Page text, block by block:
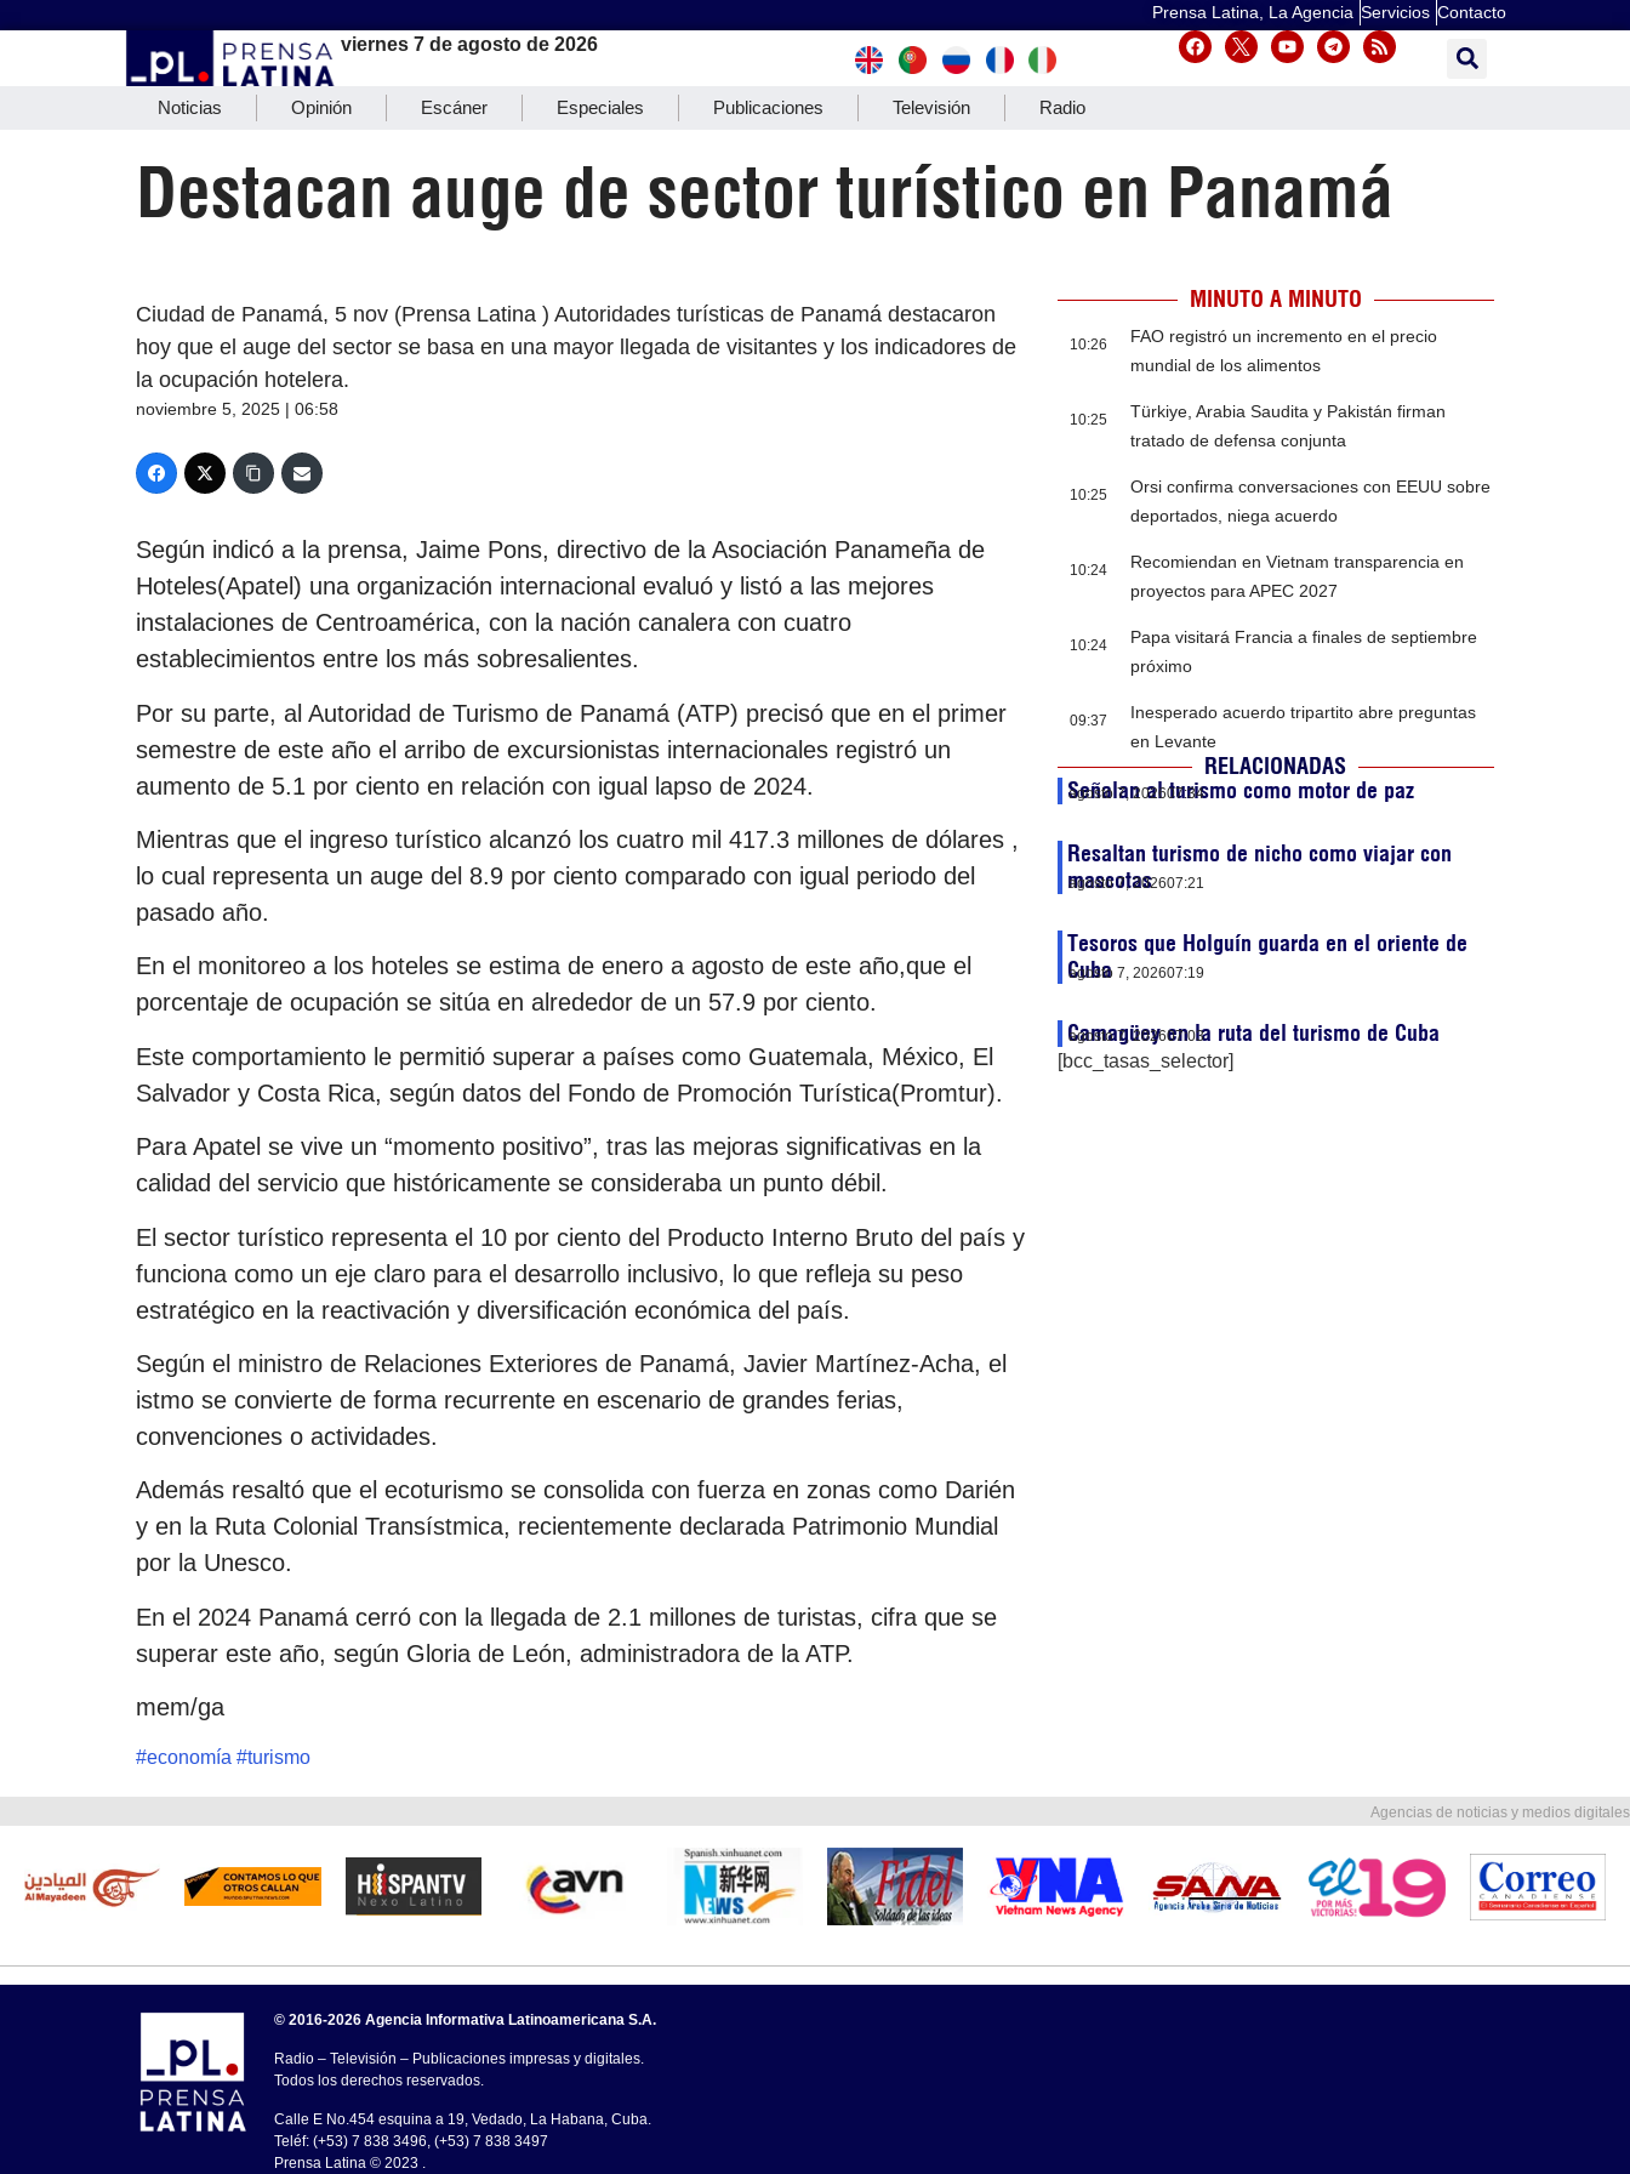
Prensa Latina, La Agencia Servicios Contacto
viernes 7 de agosto de 2026
Noticias Opinión Escáner Especiales Publicaciones Televisión Radio
Destacan auge de sector turístico en Panamá
Ciudad de Panamá, 5 nov (Prensa Latina ) Autoridades turísticas de Panamá destacaron
hoy que el auge del sector se basa en una mayor llegada de visitantes y los indicadores de
la ocupación hotelera.
noviembre 5, 2025 | 06:58
Según indicó a la prensa, Jaime Pons, directivo de la Asociación Panameña de
Hoteles(Apatel) una organización internacional evaluó y listó a las mejores
instalaciones de Centroamérica, con la nación canalera con cuatro
establecimientos entre los más sobresalientes.
Por su parte, al Autoridad de Turismo de Panamá (ATP) precisó que en el primer
semestre de este año el arribo de excursionistas internacionales registró un
aumento de 5.1 por ciento en relación con igual lapso de 2024.
Mientras que el ingreso turístico alcanzó los cuatro mil 417.3 millones de dólares ,
lo cual representa un auge del 8.9 por ciento comparado con igual periodo del
pasado año.
En el monitoreo a los hoteles se estima de enero a agosto de este año,que el
porcentaje de ocupación se sitúa en alrededor de un 57.9 por ciento.
Este comportamiento le permitió superar a países como Guatemala, México, El
Salvador y Costa Rica, según datos del Fondo de Promoción Turística(Promtur).
Para Apatel se vive un “momento positivo”, tras las mejoras significativas en la
calidad del servicio que históricamente se consideraba un punto débil.
El sector turístico representa el 10 por ciento del Producto Interno Bruto del país y
funciona como un eje claro para el desarrollo inclusivo, lo que refleja su peso
estratégico en la reactivación y diversificación económica del país.
Según el ministro de Relaciones Exteriores de Panamá, Javier Martínez-Acha, el
istmo se convierte de forma recurrente en escenario de grandes ferias,
convenciones o actividades.
Además resaltó que el ecoturismo se consolida con fuerza en zonas como Darién
y en la Ruta Colonial Transístmica, recientemente declarada Patrimonio Mundial
por la Unesco.
En el 2024 Panamá cerró con la llegada de 2.1 millones de turistas, cifra que se
superar este año, según Gloria de León, administradora de la ATP.
mem/ga
#economía #turismo
MINUTO A MINUTO
10:26
FAO registró un incremento en el precio
mundial de los alimentos
10:25
Türkiye, Arabia Saudita y Pakistán firman
tratado de defensa conjunta
10:25
Orsi confirma conversaciones con EEUU sobre
deportados, niega acuerdo
10:24
Recomiendan en Vietnam transparencia en
proyectos para APEC 2027
10:24
Papa visitará Francia a finales de septiembre
próximo
09:37
Inesperado acuerdo tripartito abre preguntas
en Levante
RELACIONADAS
Señalan al turismo como motor de paz
agosto 7, 202607:34
Resaltan turismo de nicho como viajar con
mascotas
agosto 7, 202607:21
Tesoros que Holguín guarda en el oriente de
Cuba
agosto 7, 202607:19
Camagüey en la ruta del turismo de Cuba
agosto 7, 202607:03
[bcc_tasas_selector]
Agencias de noticias y medios digitales
© 2016-2026 Agencia Informativa Latinoamericana S.A.
Radio – Televisión – Publicaciones impresas y digitales.
Todos los derechos reservados.
Calle E No.454 esquina a 19, Vedado, La Habana, Cuba.
Teléf: (+53) 7 838 3496, (+53) 7 838 3497
Prensa Latina © 2023 .